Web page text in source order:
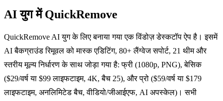
AI युग में QuickRemove
QuickRemove AI युग के लिए बनाया गया एक विंडोज़ डेस्कटॉप ऐप है। इसमें
AI बैकग्राउंड रिमूवल को मास्क एडिटिंग, 80+ लैंग्वेज सपोर्ट, 21 थीम और
स्तरीय मूल्य निर्धारण के साथ जोड़ा गया है: फ्री (1080p, PNG), बेसिक
($29/वर्ष या $99 लाइफटाइम, 4K, बैच 25), और प्रो ($59/वर्ष या $179
लाइफटाइम, अनलिमिटेड बैच, वीडियो/जीआईएफ, AI अपस्केल)। सभी